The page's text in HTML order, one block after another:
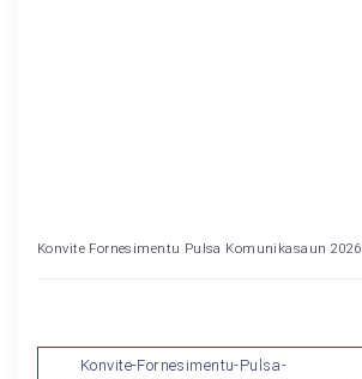
Konvite Fornesimentu Pulsa Komunikasaun 2026
Konvite-Fornesimentu-Pulsa-